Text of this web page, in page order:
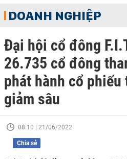
DOANH NGHIỆP
Đại hội cổ đông
26.735 cổ đông
phát hành cổ
giảm sâu
08:10 | 21/06/2022
Chia sẻ